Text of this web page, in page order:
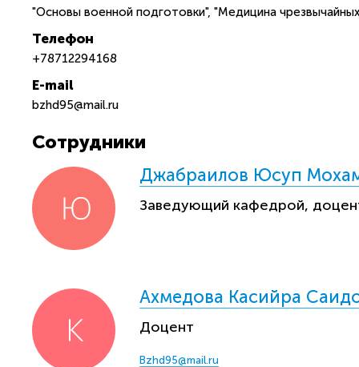
"Основы военной подготовки", "Медицина
Телефон
+78712294168
E-mail
bzhd95@mail.ru
Сотрудники
Джабраилов Юсуп
Заведующий кафедрой,
Ахмедова Касийра
Доцент
Bzhd95@mail.ru